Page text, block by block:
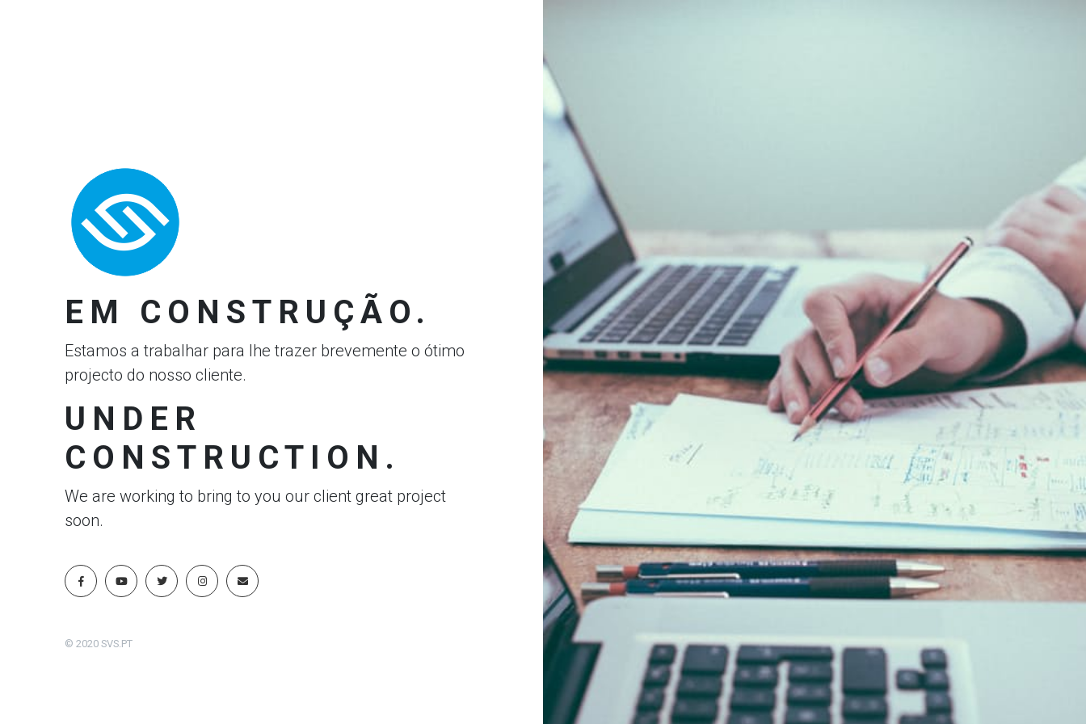
EM CONSTRUÇÃO.
Estamos a trabalhar para lhe trazer brevemente o ótimo
projecto do nosso cliente.
UNDER
CONSTRUCTION.
We are working to bring to you our client great project
soon.
© 2020 SVS.PT